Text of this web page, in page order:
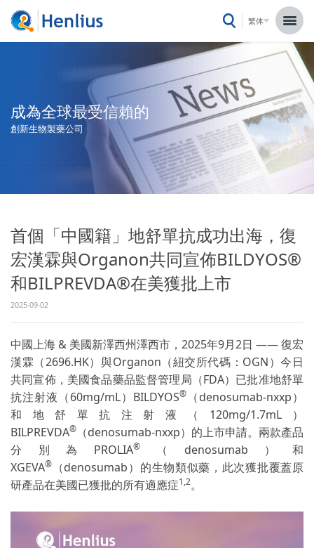
繁体
成為全球最受信賴的
創新生物製藥公司
首個「中國籍」地舒單抗成功出海，復
宏漢霖與Organon共同宣佈BILDYOS®
和BILPREVDA®在美獲批上市
2025-09-02
中國上海 & 美國新澤西州澤西市，2025年9月2日 —— 復宏
漢霖（2696.HK）與Organon（紐交所代碼：OGN）今日
共同宣佈，美國食品藥品監督管理局（FDA）已批准地舒單
抗注射液（60mg/mL）BILDYOS®
（denosumab-nxxp）
和地舒單抗注射液（120mg/1.7mL）
BILPREVDA® （denosumab-nxxp）的上市申請。兩款產品
分別為PROLIA®（denosumab）和
XGEVA®
（denosumab）的生物類似藥，此次獲批覆蓋原
研產品在美國已獲批的所有適應症1,2。